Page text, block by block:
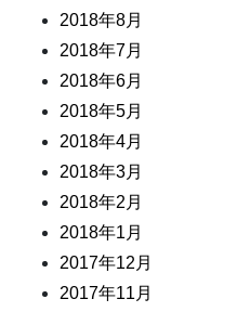
2018年8月
2018年7月
2018年6月
2018年5月
2018年4月
2018年3月
2018年2月
2018年1月
2017年12月
2017年11月